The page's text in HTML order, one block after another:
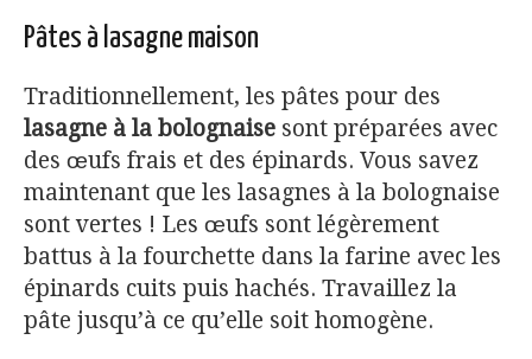
Pâtes à lasagne maison
Traditionnellement, les pâtes pour des
lasagne à la bolognaise sont préparées avec
des œufs frais et des épinards. Vous savez
maintenant que les lasagnes à la bolognaise
sont vertes ! Les œufs sont légèrement
battus à la fourchette dans la farine avec les
épinards cuits puis hachés. Travaillez la
pâte jusqu’à ce qu’elle soit homogène.